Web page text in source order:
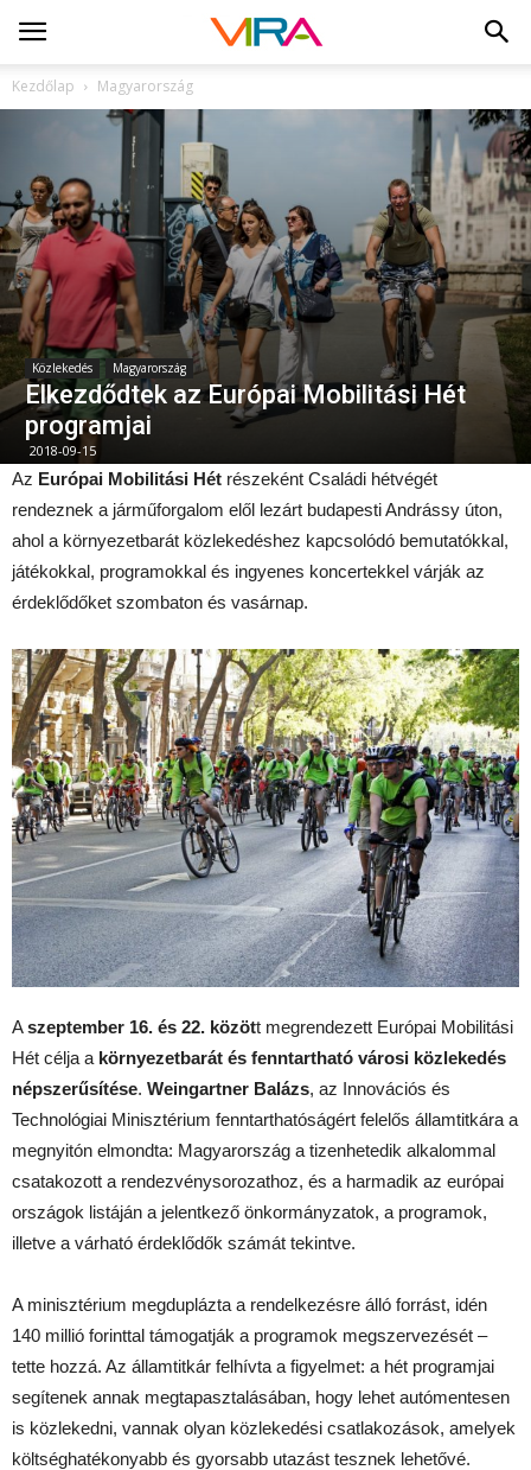
Kezdőlap Magyarország
Közlekedés Magyarország
Elkezdődtek az Európai Mobilitási Hét
programjai
2018-09-15
Az Európai Mobilitási Hét részeként Családi hétvégét
rendeznek a járműforgalom elől lezárt budapesti Andrássy úton,
ahol a környezetbarát közlekedéshez kapcsolódó bemutatókkal,
játékokkal, programokkal és ingyenes koncertekkel várják az
érdeklődőket szombaton és vasárnap.
Aszeptember 16. és 22. között megrendezett Európai Mobilitási
Hét célja a környezetbarát és fenntartható városi közlekedés
népszerűsítése. Weingartner Balázs, az Innovációs és
Technológiai Minisztérium fenntarthatóságért felelős államtitkára a
megnyitón elmondta: Magyarország a tizenhetedik alkalommal
csatakozott a rendezvénysorozathoz, és a harmadik az európai
országok listáján a jelentkező önkormányzatok, a programok,
illetve a várható érdeklődők számát tekintve.
A minisztérium megduplázta a rendelkezésre álló forrást, idén
140 millió forinttal támogatják a programok megszervezését –
tette hozzá. Az államtitkár felhívta a figyelmet: a hét programjai
segítenek annak megtapasztalásában, hogy lehet autómentesen
is közlekedni, vannak olyan közlekedési csatlakozások, amelyek
költséghatékonyabb és gyorsabb utazást tesznek lehetővé.